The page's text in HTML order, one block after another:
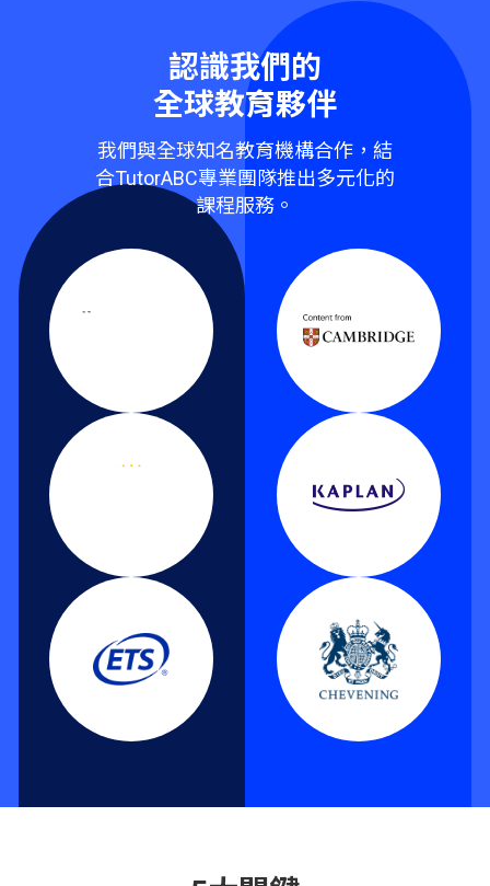
認識我們的
全球教育夥伴
我們與全球知名教育機構合作，結
合TutorABC專業團隊推出多元化的
課程服務。